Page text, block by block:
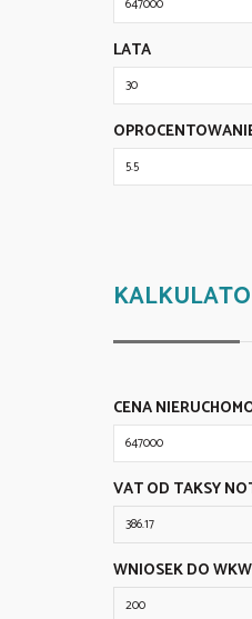
LATA
CENA
VAT OD TAKSY
WNIOSEK DO WKW